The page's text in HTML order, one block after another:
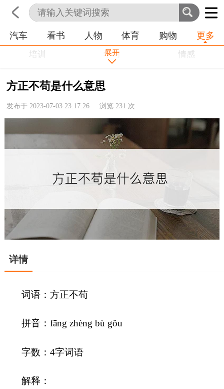
首页 科技 生活 职业
汽车 看书 人物 体育 购物 更多
培训 学习
情感
农业
命理
健康
历史
展开
方正不苟是什么意思
发布于 2023-07-03 23:17:26 浏览231 次
详情
词语：方正不苟
拼音：fāng zhèng bù gǒu
字数：4字词语
解释：